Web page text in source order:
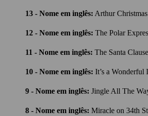
13 - Nome em inglês: Arthur Christmas
12 - Nome em inglês: The Polar
11 - Nome em inglês: The Santa Clause
10 - Nome em inglês: It’s a Wonderful
9 - Nome em inglês: Jingle All The
8 - Nome em inglês: Miracle on 34th